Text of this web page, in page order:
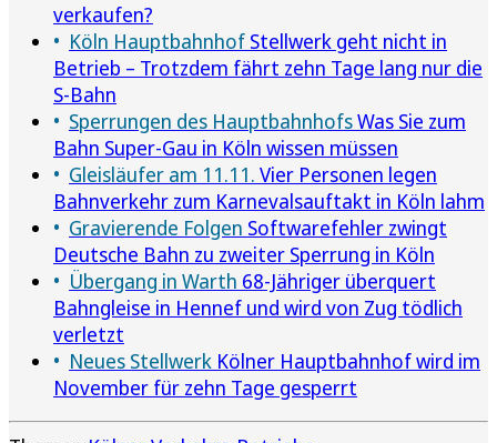
verkaufen?
Köln Hauptbahnhof Stellwerk geht nicht in
Betrieb – Trotzdem fährt zehn Tage lang nur die
S-Bahn
Sperrungen des HauptbahnhofsWas Sie zum
Bahn Super-Gau in Köln wissen müssen
Gleisläufer am 11.11. Vier Personen legen
Bahnverkehr zum Karnevalsauftakt in Köln lahm
Gravierende Folgen Softwarefehler zwingt
Deutsche Bahn zu zweiter Sperrung in Köln
Übergang in Warth 68-Jähriger überquert
Bahngleise in Hennef und wird von Zug tödlich
verletzt
Neues Stellwerk Kölner Hauptbahnhof wird im
November für zehn Tage gesperrt